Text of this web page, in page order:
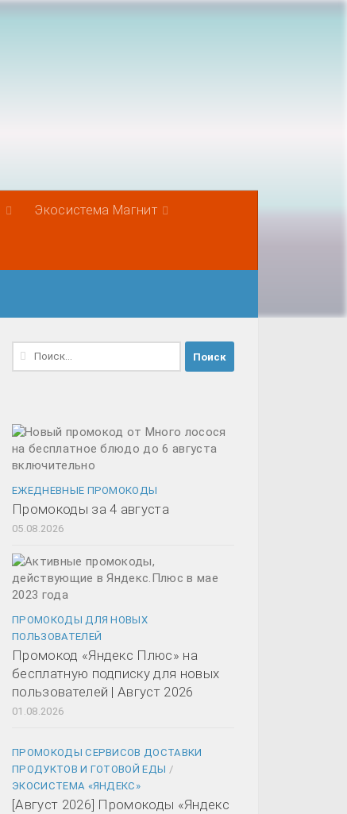
Экосистема Магнит
Найти:
ЕЖЕДНЕВНЫЕ ПРОМОКОДЫ
Промокоды за 4 августа
05.08.2026
ПРОМОКОДЫ ДЛЯ НОВЫХ
ПОЛЬЗОВАТЕЛЕЙ
Промокод «Яндекс Плюс» на
бесплатную подписку для новых
пользователей | Август 2026
01.08.2026
ПРОМОКОДЫ СЕРВИСОВ ДОСТАВКИ
ПРОДУКТОВ И ГОТОВОЙ ЕДЫ /
ЭКОСИСТЕМА «ЯНДЕКС»
[Август 2026] Промокоды «Яндекс